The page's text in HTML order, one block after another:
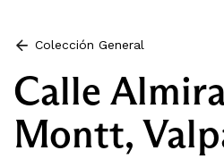
Colección General
Calle
Montt,